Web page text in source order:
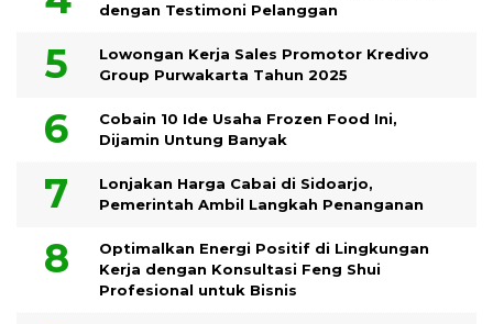
dengan Testimoni Pelanggan
Lowongan Kerja Sales Promotor Kredivo
Group Purwakarta Tahun 2025
Cobain 10 Ide Usaha Frozen Food Ini,
Dijamin Untung Banyak
Lonjakan Harga Cabai di Sidoarjo,
Pemerintah Ambil Langkah Penanganan
Optimalkan Energi Positif di Lingkungan
Kerja dengan Konsultasi Feng Shui
Profesional untuk Bisnis